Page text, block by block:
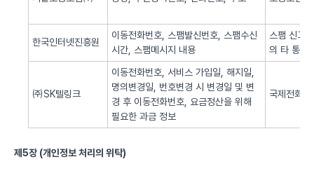
한국인터넷진흥원
이동전화번호, 스팸발신번호, 스팸수신
시간, 스팸메시지 내용
스팸 신고
의 타 통신
㈜SK텔링크
이동전화번호, 서비스 가입일, 해지일,
명의변경일, 번호변경 시 변경일 및 변
경 후 이동전화번호, 요금정산을 위해
필요한 과금 정보
국제전화
제5장 (개인정보 처리의 위탁)